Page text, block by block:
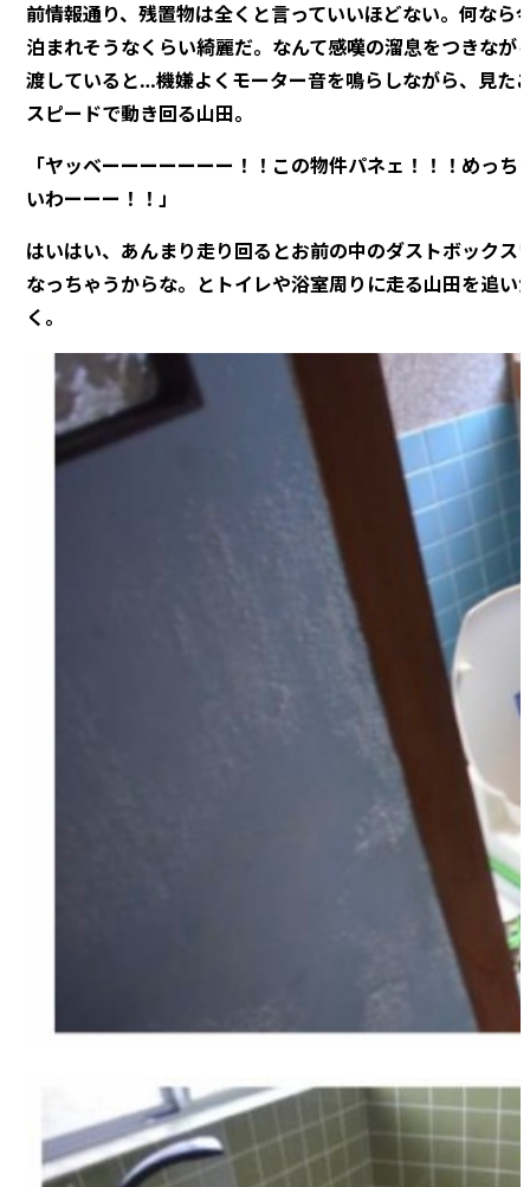
前情報通り、残置物は全くと言っていいほどない。何なら
泊まれそうなくらい綺麗だ。なんて感嘆の溜息をつきなが
渡していると…機嫌よくモーター音を鳴らしながら、見た
スピードで動き回る山田。
「ヤッベーーーーーーー！！この物件パネェ！！！めっち
いわーーー！！」
はいはい、あんまり走り回るとお前の中のダストボックス
なっちゃうからな。 とトイレや浴室周りに走る山田を追い
く。